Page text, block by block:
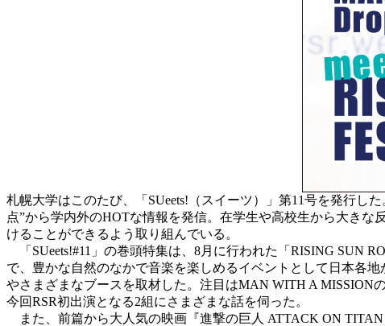
札幌大学はこのたび、「SUeets!（スイーツ）」第11号を発行し
点”から学内外のHOTな情報を発信。在学生や高校生から大き
けることができるよう取り組んでいる。
「SUeets!#11」の巻頭特集は、8月に行われた「RISING SUN
で、豊かな自然のなかで音楽を楽しめるイベントとして日本各
やさまざまなブースを取材した。注目はMAN WITH A MISSION
今回RSR初出演となる2組にさまざまな話を伺った。
また、前篇から大人気の映画『進撃の巨人 ATTACK ON